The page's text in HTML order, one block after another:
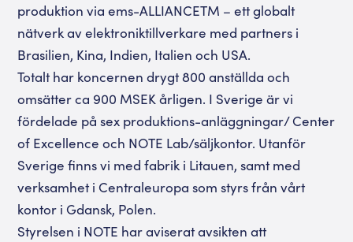
produktion via ems-ALLIANCETM – ett globalt
nätverk av elektroniktillverkare med partners i
Brasilien, Kina, Indien, Italien och USA.
Totalt har koncernen drygt 800 anställda och
omsätter ca 900 MSEK årligen. I Sverige är vi
fördelade på sex produktions-anläggningar/ Center
of Excellence och NOTE Lab/säljkontor. Utanför
Sverige finns vi med fabrik i Litauen, samt med
verksamhet i Centraleuropa som styrs från vårt
kontor i Gdansk, Polen.
Styrelsen i NOTE har aviserat avsikten att